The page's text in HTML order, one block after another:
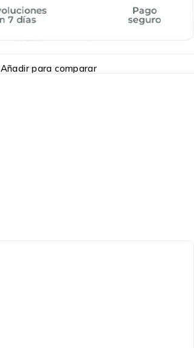
Añadir para comparar